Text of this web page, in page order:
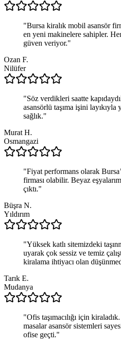
"Bursa kiralık mobil asansör
en yeni makinelere sahipler.
güven veriyor."
Ozan F.
Nilüfer
"Söz verdikleri saatte
asansörlü taşıma işini layıkıyla
sağlık."
Murat H.
Osmangazi
"Fiyat performans olarak
firması olabilir. Beyaz
çıktı."
Büşra N.
Yıldırım
"Yüksek katlı sitemizdeki
uyarak çok sessiz ve temiz
kiralama ihtiyacı olan
Tarık E.
Mudanya
"Ofis taşımacılığı için
masalar asansör sistemleri
ofise geçti."